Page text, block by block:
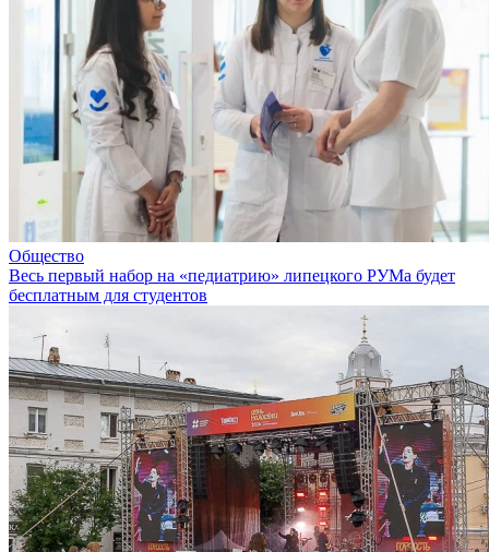
Общество
Весь первый набор на «педиатрию» липецкого РУМа будет
бесплатным для студентов